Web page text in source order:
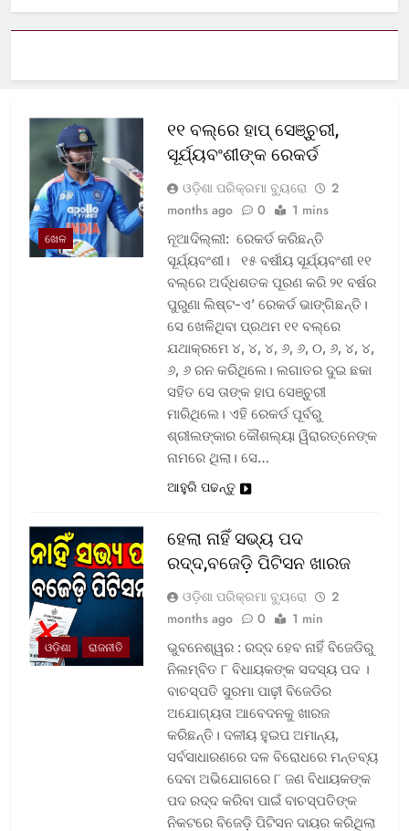
ଖେଳ
୧୧ ବଲ୍‌ରେ ହାପ୍ ସେଞ୍ଚୁରୀ,
ସୂର୍ଯ୍ୟବଂଶୀଙ୍କ ରେକର୍ଡ
ଓଡ଼ିଶା ପରିକ୍ରମା ବ୍ୟୁରୋ
2
months ago
0 1 mins
ନୂଆଦିଲ୍ଲୀ: ରେକର୍ଡ କରିଛନ୍ତି
ସୂର୍ଯ୍ୟବଂଶୀ। ୧୫ ବର୍ଷୀୟ ସୂର୍ଯ୍ୟବଂଶୀ ୧୧
ବଲ୍‌ରେ ଅର୍ଦ୍ଧଶତକ ପୂରଣ କରି ୨୧ ବର୍ଷର
ପୁରୁଣା ଲିଷ୍ଟ-ଏ’ ରେକର୍ଡ ଭାଙ୍ଗିଛନ୍ତି।
ସେ ଖେଳିଥିବା ପ୍ରଥମ ୧୧ ବଲ୍‌ରେ
ଯଥାକ୍ରମେ ୪, ୪, ୪, ୬, ୬, ୦, ୬, ୪, ୪,
୬, ୬ ରନ କରିଥିଲେ। ଲଗାତର ଦୁଇ ଛକା
ସହିତ ସେ ତାଙ୍କ ହାପ ସେଞ୍ଚୁରୀ
ମାରିଥିଲେ। ଏହି ରେକର୍ଡ ପୂର୍ବରୁ
ଶ୍ରୀଲଙ୍କାର କୌଶଲ୍ୟା ୱିରାରତ୍ନେଙ୍କ
ନାମରେ ଥିଲା। ସେ…
ଆହୁରି ପଢନ୍ତୁ
ଓଡ଼ିଶା ରାଜନୀତି
ହେଲା ନାହିଁ ସଭ୍ୟ ପଦ
ରଦ୍ଦ,ବଜେଡ଼ି ପିଟିସନ ଖାରଜ
ଓଡ଼ିଶା ପରିକ୍ରମା ବ୍ୟୁରୋ
2
months ago
0 1 min
ଭୁବନେଶ୍ୱର : ରଦ୍ଦ ହେବ ନାହିଁ ବିଜେଡିରୁ
ନିଲମ୍ବିତ ୮ ବିଧାୟକଙ୍କ ସଦସ୍ୟ ପଦ ।
ବାଚସ୍ପତି ସୁରମା ପାଢ଼ୀ ବିଜେଡିର
ଅଯୋଗ୍ୟତା ଆବେଦନକୁ ଖାରଜ
କରିଛନ୍ତି। ଦଳୀୟ ହୁଇପ ଅମାନ୍ୟ,
ସର୍ବସାଧାରଣରେ ଦଳ ବିରୋଧରେ ମନ୍ତବ୍ୟ
ଦେବା ଅଭିଯୋଗରେ ୮ ଜଣ ବିଧାୟକଙ୍କ
ପଦ ରଦ୍ଦ କରିବା ପାଇଁ ବାଚସ୍ପତିଙ୍କ
ନିକଟରେ ବିଜେଡ଼ି ପିଟିସନ ଦାୟର କରିଥିଲା